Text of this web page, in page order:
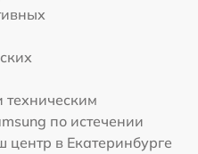
по истечении
в Екатеринбурге